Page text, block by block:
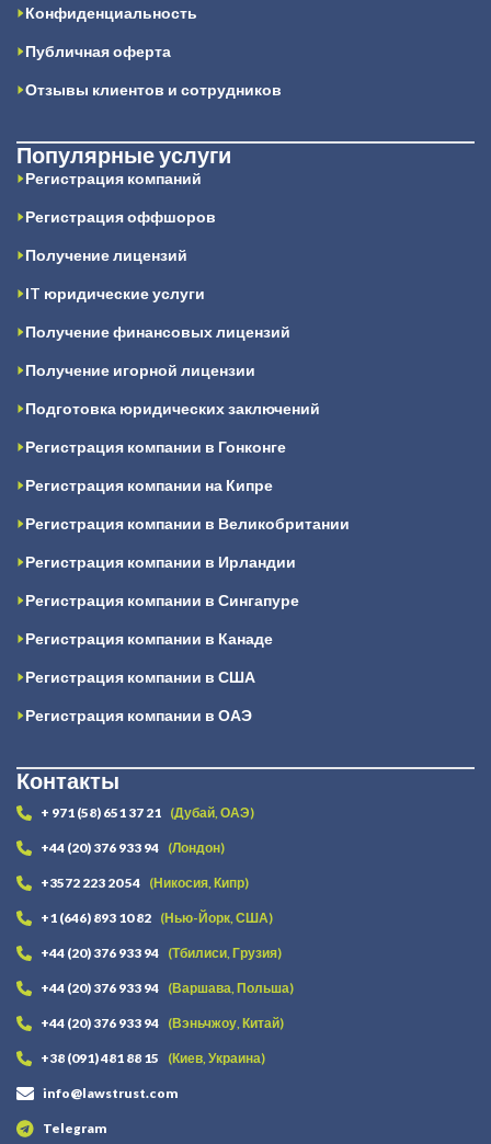
Конфиденциальность
Публичная оферта
Отзывы клиентов и сотрудников
Популярные услуги
Регистрация компаний
Регистрация оффшоров
Получение лицензий
IT юридические услуги
Получение финансовых лицензий
Получение игорной лицензии
Подготовка юридических заключений
Регистрация компании в Гонконге
Регистрация компании на Кипре
Регистрация компании в Великобритании
Регистрация компании в Ирландии
Регистрация компании в Сингапуре
Регистрация компании в Канаде
Регистрация компании в США
Регистрация компании в ОАЭ
Контакты
+ 971 (58) 651 37 21 (Дубай, ОАЭ)
+44 (20) 376 933 94 (Лондон)
+3572 223 20 54 (Никосия, Кипр)
+1 (646) 893 10 82 (Нью-Йорк, США)
+44 (20) 376 933 94 (Тбилиси, Грузия)
+44 (20) 376 933 94 (Варшава, Польша)
+44 (20) 376 933 94 (Вэньчжоу, Китай)
+38 (091) 481 88 15 (Киев, Украина)
info@lawstrust.com
Telegram